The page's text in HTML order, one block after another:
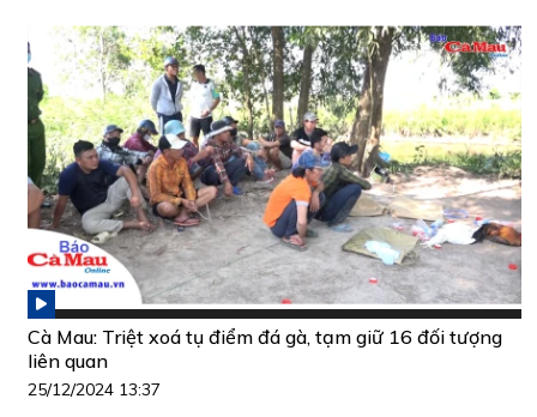
Cà Mau: Triệt xoá tụ điểm đá gà, tạm giữ 16 đối tượng
liên quan
25/12/2024 13:37